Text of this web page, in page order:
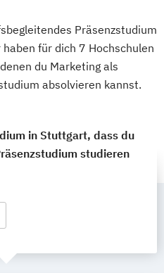
Präsenzstudium
für dich 7 Hochschulen
du Marketing als
absolvieren kannst.
in Stuttgart, dass du
studieren